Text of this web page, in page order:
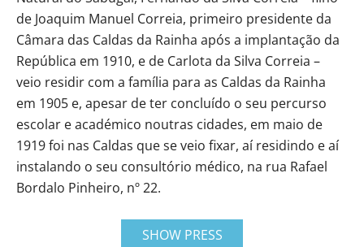
de Joaquim Manuel Correia, primeiro presidente da
Câmara das Caldas da Rainha após a implantação da
República em 1910, e de Carlota da Silva Correia –
veio residir com a família para as Caldas da Rainha
em 1905 e, apesar de ter concluído o seu percurso
escolar e académico noutras cidades, em maio de
1919 foi nas Caldas que se veio fixar, aí residindo e aí
instalando o seu consultório médico, na rua Rafael
Bordalo Pinheiro, nº 22.
SHOW PRESS